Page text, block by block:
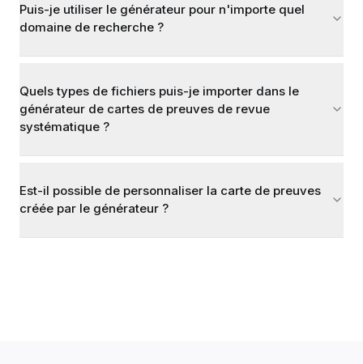
Puis-je utiliser le générateur pour n'importe quel
domaine de recherche ?
Quels types de fichiers puis-je importer dans le
générateur de cartes de preuves de revue
systématique ?
Est-il possible de personnaliser la carte de preuves
créée par le générateur ?